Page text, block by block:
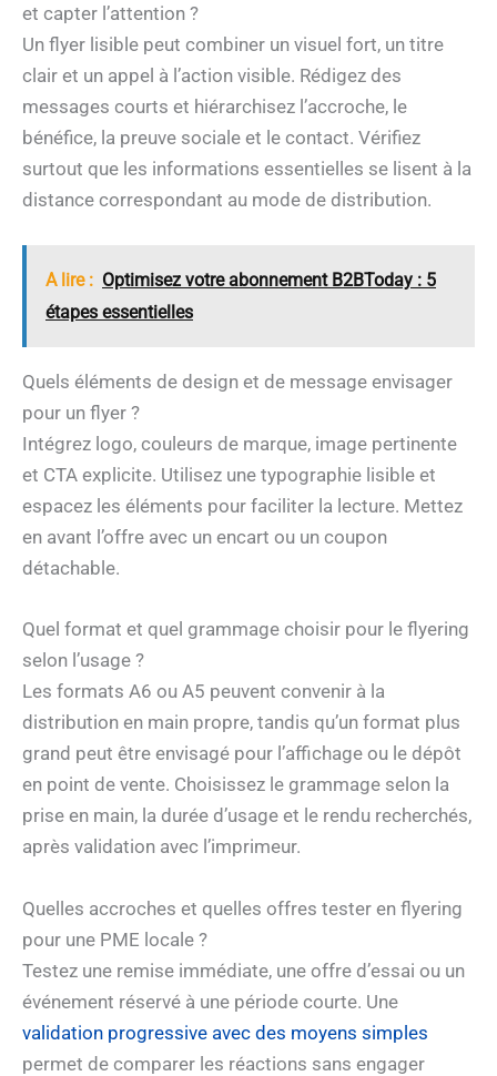
et capter l’attention ?
Un flyer lisible peut combiner un visuel fort, un titre
clair et un appel à l’action visible. Rédigez des
messages courts et hiérarchisez l’accroche, le
bénéfice, la preuve sociale et le contact. Vérifiez
surtout que les informations essentielles se lisent à la
distance correspondant au mode de distribution.
A lire : Optimisez votre abonnement B2BToday : 5
étapes essentielles
Quels éléments de design et de message envisager
pour un flyer ?
Intégrez logo, couleurs de marque, image pertinente
et CTA explicite. Utilisez une typographie lisible et
espacez les éléments pour faciliter la lecture. Mettez
en avant l’offre avec un encart ou un coupon
détachable.
Quel format et quel grammage choisir pour le flyering
selon l’usage ?
Les formats A6 ou A5 peuvent convenir à la
distribution en main propre, tandis qu’un format plus
grand peut être envisagé pour l’affichage ou le dépôt
en point de vente. Choisissez le grammage selon la
prise en main, la durée d’usage et le rendu recherchés,
après validation avec l’imprimeur.
Quelles accroches et quelles offres tester en flyering
pour une PME locale ?
Testez une remise immédiate, une offre d’essai ou un
événement réservé à une période courte. Une
validation progressive avec des moyens simples
permet de comparer les réactions sans engager